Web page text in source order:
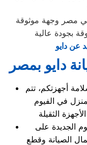
بجودة عالية
عن دايو
دايو بمصر
أجهزتكم، تتم
في الفيوم
الجديدة على
الصيانة وقطع